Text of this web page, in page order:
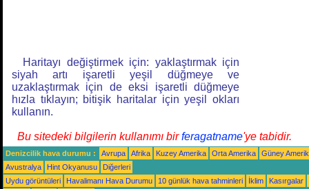
Haritayı değiştirmek için: yaklaştırmak için
siyah artı işaretli yeşil düğmeye ve
uzaklaştırmak için de eksi işaretli düğmeye
hızla tıklayın; bitişik haritalar için yeşil okları
kullanın.
Bu sitedeki bilgilerin kullanımı birferagatname'ye tabidir.
Denizcilik hava durumu : Avrupa Afrika Kuzey Amerika Orta Amerika
Güney
Avustralya
Hint Okyanusu
Diğerleri
Uydu görüntüleri
Havalimanı Hava Durumu 10 günlük hava tahminleri İklim
Kasırgalar